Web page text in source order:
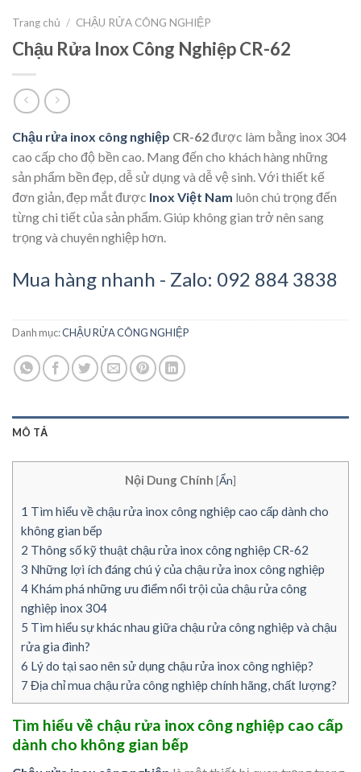
Trang chủ / CHẬU RỬA CÔNG NGHIỆP
Chậu Rửa Inox Công Nghiệp CR-62
Chậu rửa inox công nghiệp CR-62được làm bằng inox 304
cao cấp cho độ bền cao. Mang đến cho khách hàng những
sản phẩm bền đẹp, dễ sử dụng và dễ vệ sinh. Với thiết kế
đơn giản, đẹp mắt được Inox Việt Nam luôn chú trọng đến
từng chi tiết của sản phẩm. Giúp không gian trở nên sang
trọng và chuyên nghiệp hơn.
Mua hàng nhanh - Zalo: 092 884 3838
Danh mục:CHẬU RỬA CÔNG NGHIỆP
MÔ TẢ
Nội Dung Chính [Ẩn]
1 Tìm hiểu về chậu rửa inox công nghiệp cao cấp dành cho
không gian bếp
2 Thông số kỹ thuật chậu rửa inox công nghiệp CR-62
3 Những lợi ích đáng chú ý của chậu rửa inox công nghiệp
4 Khám phá những ưu điểm nổi trội của chậu rửa công
nghiệp inox 304
5 Tìm hiểu sự khác nhau giữa chậu rửa công nghiệp và chậu
rửa gia đình?
6 Lý do tại sao nên sử dụng chậu rửa inox công nghiệp?
7 Địa chỉ mua chậu rửa công nghiệp chính hãng, chất lượng?
Tìm hiểu về chậu rửa inox công nghiệp cao cấp
dành cho không gian bếp